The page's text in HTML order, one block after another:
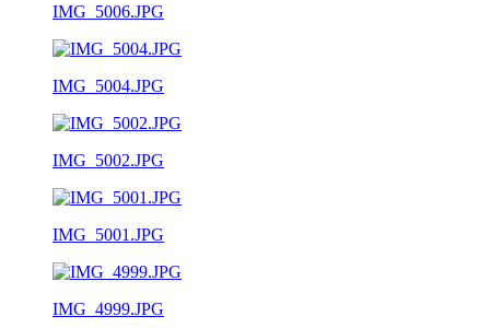
IMG_5006.JPG
IMG_5004.JPG
IMG_5002.JPG
IMG_5001.JPG
IMG_4999.JPG